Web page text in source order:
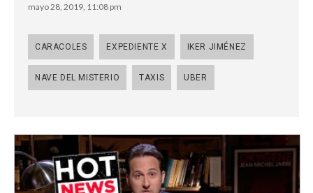
mayo 28, 2019, 11:08 pm
CARACOLES EXPEDIENTE X IKER JIMÉNEZ
NAVE DEL MISTERIO TAXIS UBER